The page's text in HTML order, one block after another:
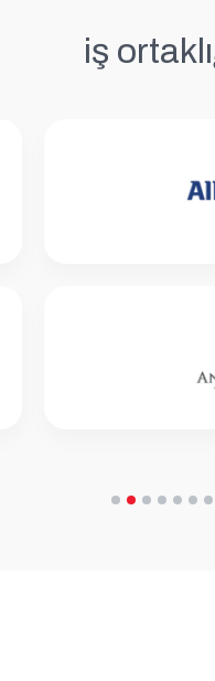
iş